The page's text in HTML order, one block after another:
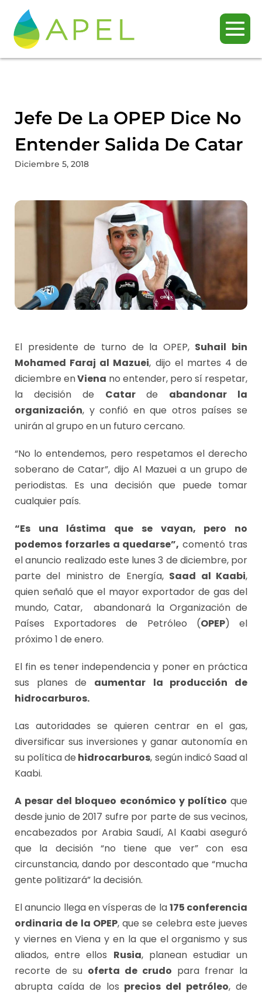
Jefe De La OPEP Dice No
Entender Salida De Catar
Diciembre 5, 2018
El presidente de turno de la OPEP, Suhail bin
Mohamed Faraj al Mazuei, dijo el martes 4 de
diciembre enViena no entender, pero sí respetar,
la decisión de Catarde abandonar la
organización, y confió en que otros países se
unirán al grupo en un futuro cercano.
“No lo entendemos, pero respetamos el derecho
soberano de Catar”, dijo Al Mazuei a un grupo de
periodistas. Es una decisión que puede tomar
cualquier país.
“Es una lástima que se vayan, pero no
podemos forzarles a quedarse”, comentó tras
el anuncio realizado este lunes 3 de diciembre, por
parte del ministro de Energía, Saad al Kaabi,
quien señaló que el mayor exportador de gas del
mundo, Catar, abandonará la Organización de
Países Exportadores de Petróleo (OPEP) el
próximo 1 de enero.
El fin es tener independencia y poner en práctica
sus planes de aumentar
la producción de
hidrocarburos.
Las autoridades se quieren centrar en el gas,
diversificar sus inversiones y ganar autonomía en
su política de hidrocarburos, según indicó Saad al
Kaabi.
A pesar del bloqueo económico y político que
desde junio de 2017 sufre por parte de sus vecinos,
encabezados por Arabia Saudí, Al Kaabi aseguró
que la decisión “no tiene que ver” con esa
circunstancia, dando por descontado que “mucha
gente politizará” la decisión.
El anuncio llega en vísperas de la175 conferencia
ordinaria de la OPEP, que se celebra este jueves
y viernes en Viena y en la que el organismo y sus
aliados, entre ellos Rusia, planean estudiar un
recorte de su oferta de crudo para frenar la
abrupta caída de los precios del petróleo, de